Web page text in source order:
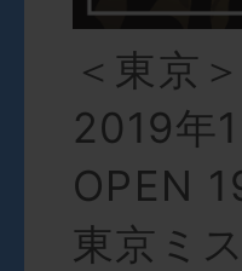
＜東京＞
2019年
OPEN
東京ミ